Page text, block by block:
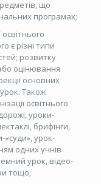
що
програмах;
є різні типи
розвитку
оцінювання
основних
Також
освітнього
уроки-
брифінги,
«суди», урок-
одних учнів
урок, відео-
тощо;